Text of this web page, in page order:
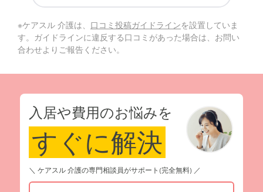
※ケアスル 介護は、 口コミ投稿ガイドラインを設置していま
す。ガイドラインに違反する口コミがあった場合は、お問い
合わせよりご報告ください。
入居や費用のお悩みを
すぐに解決
＼ ケアスル 介護の専門相談員がサポート(完全無料) ／